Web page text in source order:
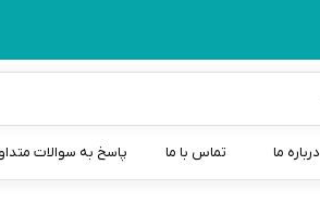
درباره ما تماس با ما پاسخ به سوالات